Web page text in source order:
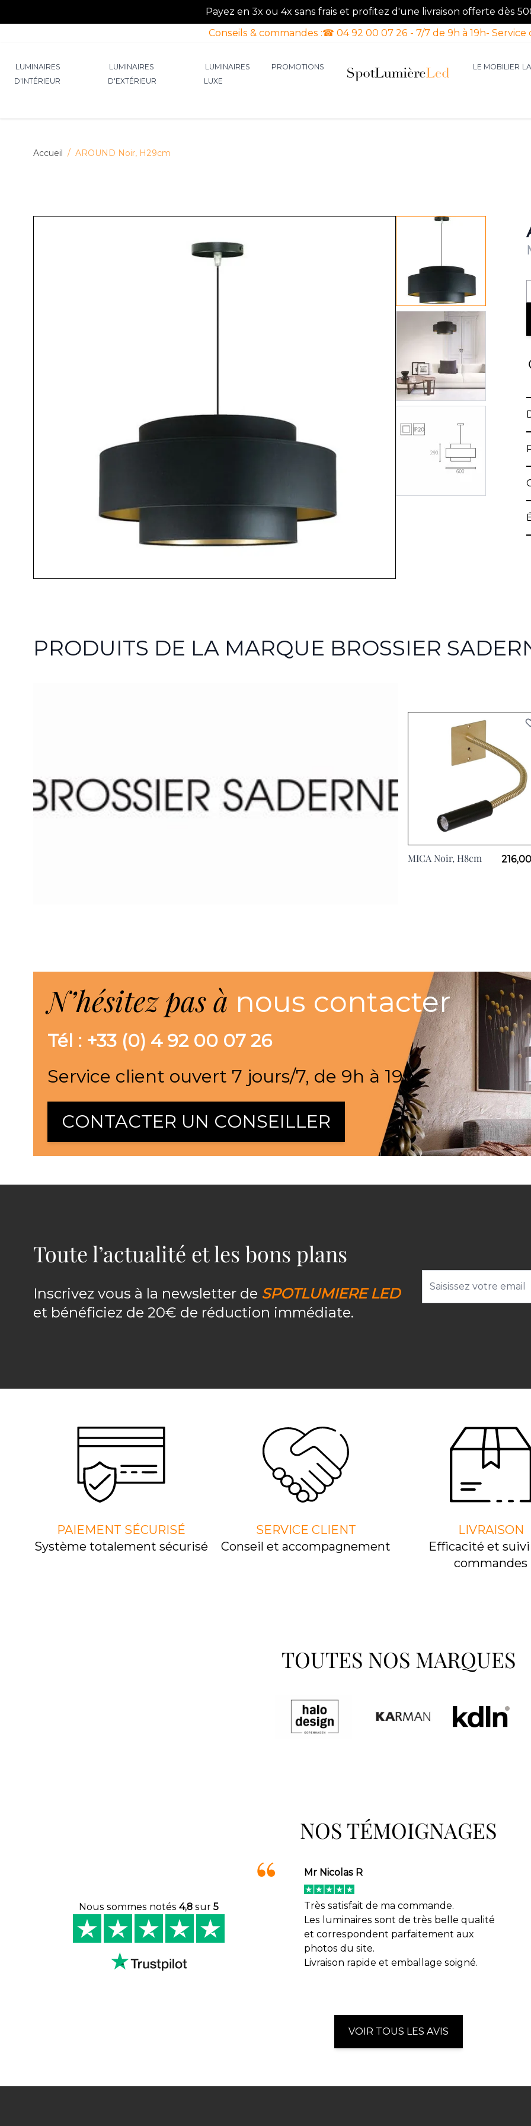
Payez en 3x ou 4x sans frais et profitez d'une livraison offerte dès
Conseils & commandes :☎ 04 92 00 07 26 - 7/7 de 9h à 19h-
LUMINAIRES
D'INTÉRIEUR
LUMINAIRES
D'EXTÉRIEUR
LUMINAIRES
LUXE
PROMOTIONS LE MOBILIER
Accueil / AROUND Noir, H29cm
View larger image
View larger image
PRODUITS DE LA MARQUE BROSSIER
MICA Noir, H8cm
N’hésitez pas à nous contacter
Tél : +33 (0) 4 92 00 07 26
Service client ouvert 7 jours/7, de 9h à 19h
CONTACTER UN CONSEILLER
Toute l’actualité et les bons plans
Inscrivez vous à la newsletter de SPOTLUMIERE LED
et bénéficiez de 20€ de réduction immédiate.
PAIEMENT SÉCURISÉ
Système totalement sécurisé
SERVICE CLIENT
Conseil et accompagnement
LIVRAISON
Efﬁcacité et
commandes
TOUTES NOS MARQUES
NOS TÉMOIGNAGES
Nous sommes notés 4,8sur 5
Mr Nicolas R
Très satisfait de ma commande.
Les luminaires sont de très belle qualité
et correspondent parfaitement aux
photos du site.
Livraison rapide et emballage soigné.
VOIR TOUS LES AVIS